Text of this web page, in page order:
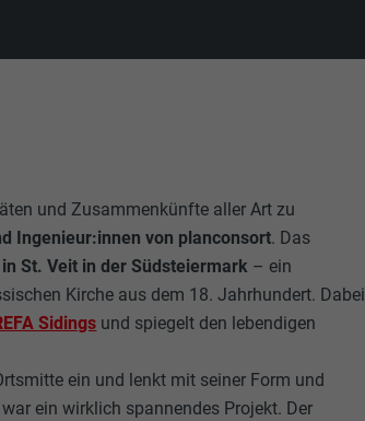
und Zusammenkünfte aller Art zu
Ingenieur:innen von planconsort. Das
St. Veit in der Südsteiermark – ein
Kirche aus dem 18. Jahrhundert. Dabei
Sidings und spiegelt den lebendigen
ein und lenkt mit seiner Form und
ein wirklich spannendes Projekt. Der